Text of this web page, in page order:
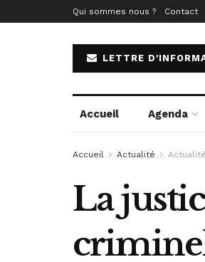
Qui sommes nous ? Contact
LETTRE
Accueil Agenda
Accueil Actualité
La